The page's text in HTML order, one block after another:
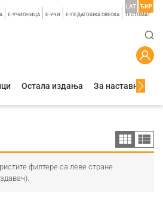
E-УЧИОНИЦА E-УЧИ Е-ПЕДАГОШКА СВЕСКА TЕСТОМАТ
LAT ЋИР
Остала издања За наставнике
филтере са леве стране